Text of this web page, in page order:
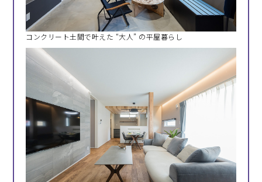
コンクリート土間で叶えた “大人” の平屋暮らし